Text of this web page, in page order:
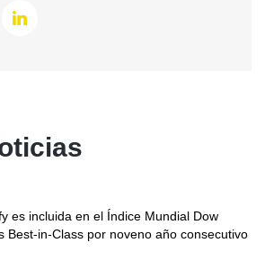
es incluida en el Índice Mundial Dow
Best-in-Class por noveno año consecutivo